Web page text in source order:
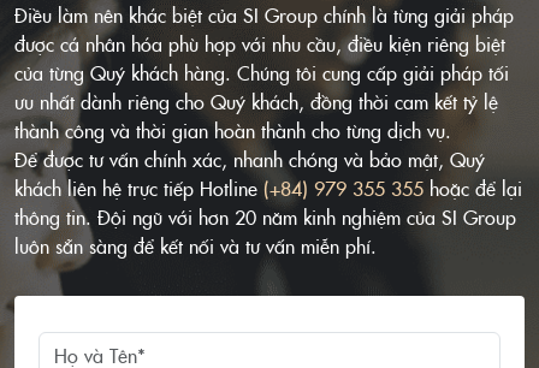
Điều làm nên khác biệt của SI Group chính là từng giải pháp
được cá nhân hóa phù hợp với nhu cầu, điều kiện riêng biệt
của từng Quý khách hàng. Chúng tôi cung cấp giải pháp tối
ưu nhất dành riêng cho Quý khách, đồng thời cam kết tỷ lệ
thành công và thời gian hoàn thành cho từng dịch vụ.
Để được tư vấn chính xác, nhanh chóng và bảo mật, Quý
khách liên hệ trực tiếp Hotline (+84) 979 355 355 hoặc để lại
thông tin. Đội ngũ với hơn 20 năm kinh nghiệm của SI Group
luôn sẵn sàng để kết nối và tư vấn miễn phí.